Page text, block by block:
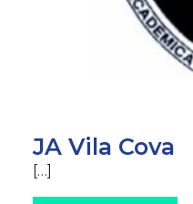
JA Vila Cova
[…]